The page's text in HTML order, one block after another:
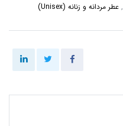
, عطر مردانه و زنانه (Unisex)